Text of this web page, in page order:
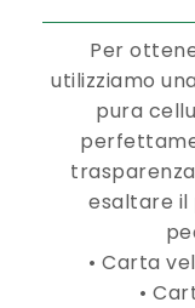
Per
utilizziamo
pura
esaltare il
• Carta
•